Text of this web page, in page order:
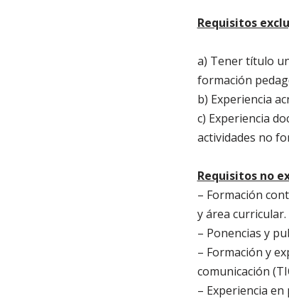
Requisitos
a) Tener título
formación
b) Experiencia
c) Experiencia
actividades no
Requisitos no
– Formación
y área curricular.
– Ponencias y
– Formación y
comunicación
– Experiencia